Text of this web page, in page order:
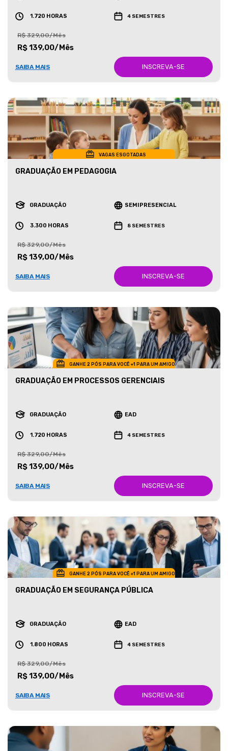
1.720 HORAS 4 SEMESTRES
R$ 329,00/Mês
R$ 139,00/Mês
SAIBA MAIS INSCREVA-SE
VAGAS ESGOTADAS
GRADUAÇÃO EM PEDAGOGIA
GRADUAÇÃO SEMIPRESENCIAL
3.300 HORAS 8 SEMESTRES
R$ 329,00/Mês
R$ 139,00/Mês
SAIBA MAIS INSCREVA-SE
GANHE 2 PÓS PARA VOCÊ +1 PARA UM AMIGO
GRADUAÇÃO EM PROCESSOS GERENCIAIS
GRADUAÇÃO EAD
1.720 HORAS 4 SEMESTRES
R$ 329,00/Mês
R$ 139,00/Mês
SAIBA MAIS INSCREVA-SE
GANHE 2 PÓS PARA VOCÊ +1 PARA UM AMIGO
GRADUAÇÃO EM SEGURANÇA PÚBLICA
GRADUAÇÃO EAD
1.800 HORAS 4 SEMESTRES
R$ 329,00/Mês
R$ 139,00/Mês
SAIBA MAIS INSCREVA-SE